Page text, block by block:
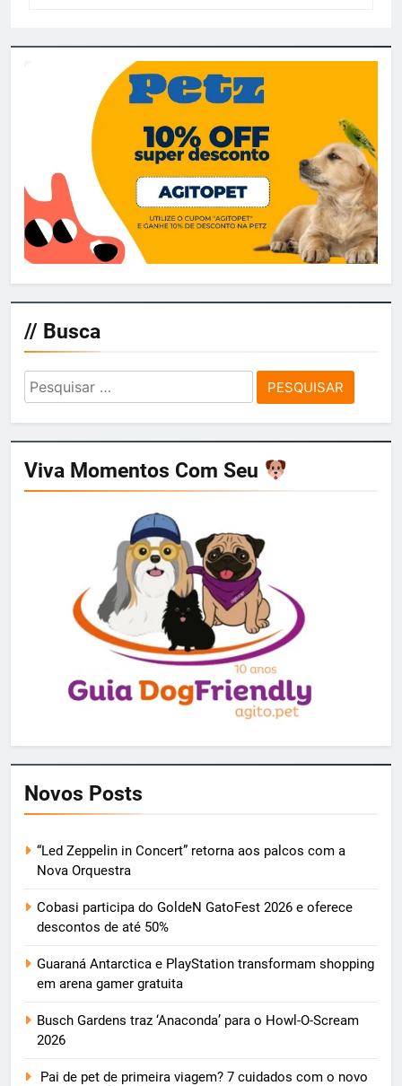
// Busca
Pesquisar
por:
Viva Momentos Com Seu
Novos Posts
“Led Zeppelin in Concert” retorna aos palcos com a
Nova Orquestra
Cobasi participa do GoldeN GatoFest 2026 e oferece
descontos de até 50%
Guaraná Antarctica e PlayStation transformam shopping
em arena gamer gratuita
Busch Gardens traz ‘Anaconda’ para o Howl-O-Scream
2026
Pai de pet de primeira viagem? 7 cuidados com o novo